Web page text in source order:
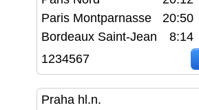
Paris Montparnasse
20:50
Bordeaux Saint-Jean
8:14
1234567
Praha hl.n.